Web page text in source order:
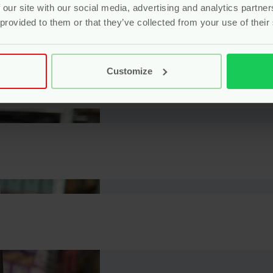
site with our social media, advertising and analytics
to them or that they’ve collected from your use of
Customize
om bewust door het leven te gaan. De inspanningen op
door onafhankelijke certificatie zoals B Corp, Climate
BPA-vrije alternatieven voor plastic waterflessen,
van 90% gerecycled roestvrij staal. De producten
zorgt voor minder gebruik van grondstoffen, creëert minder